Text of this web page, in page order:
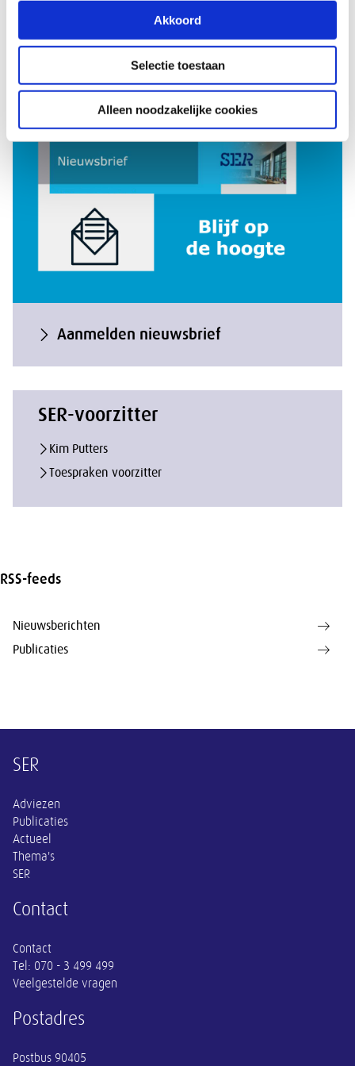
Akkoord
Selectie toestaan
Alleen noodzakelijke cookies
Aanmelden nieuwsbrief
SER-voorzitter
Kim Putters
Toespraken voorzitter
RSS-feeds
Nieuwsberichten
Publicaties
Overige informatie
SER
Adviezen
Publicaties
Actueel
Thema's
SER
Contact
Contact
Tel: 070 - 3 499 499
Veelgestelde vragen
Postadres
Postbus 90405